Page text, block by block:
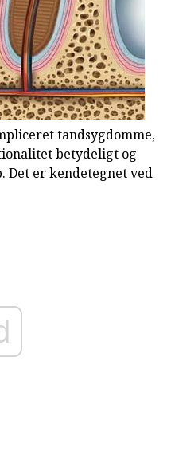
tandsygdomme,
betydeligt og
Det er kendetegnet ved